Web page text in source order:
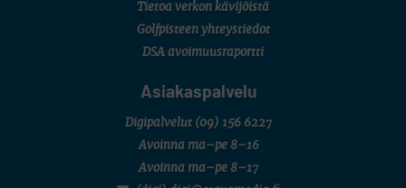
Tietoa verkon kävijöistä
Golfpisteen yhteystiedot
DSA avoimuusraportti
Asiakaspalvelu
Digipalvelut (09) 156 6227
Avoinna ma–pe 8–16
Avoinna ma–pe 8–17